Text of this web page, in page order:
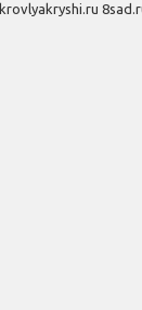
krovlyakryshi.ru